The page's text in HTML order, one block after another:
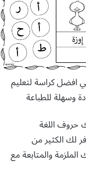
افضل كراسة لتعليم
وسهلة للطباعة
حروف اللغة
لك الكثير من
والمتابعة مع